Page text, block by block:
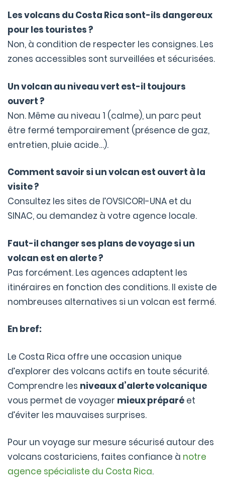
Les volcans du Costa Rica sont-ils dangereux
pour les touristes ?
Non, à condition de respecter les consignes. Les
zones accessibles sont surveillées et sécurisées.
Un volcan au niveau vert est-il toujours
ouvert ?
Non. Même au niveau 1 (calme), un parc peut
être fermé temporairement (présence de gaz,
entretien, pluie acide…).
Comment savoir si un volcan est ouvert à la
visite ?
Consultez les sites de l’OVSICORI-UNA et du
SINAC, ou demandez à votre agence locale.
Faut-il changer ses plans de voyage si un
volcan est en alerte ?
Pas forcément. Les agences adaptent les
itinéraires en fonction des conditions. Il existe de
nombreuses alternatives si un volcan est fermé.
En bref:
Le Costa Rica offre une occasion unique
d’explorer des volcans actifs en toute sécurité.
Comprendre les niveaux d’alerte volcanique
vous permet de voyager mieux préparé et
d’éviter les mauvaises surprises.
Pour un voyage sur mesure sécurisé autour des
volcans costariciens, faites confiance à notre
agence spécialiste du Costa Rica.